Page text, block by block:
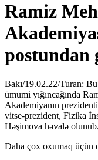
Ramiz
postundan
Bakı/19.02.22/Turan:
ümumi yığıncağında
Akademiyanın
vitse-prezident, Fizika
Həşimova həvalə
Daha çox oxumaq üçün